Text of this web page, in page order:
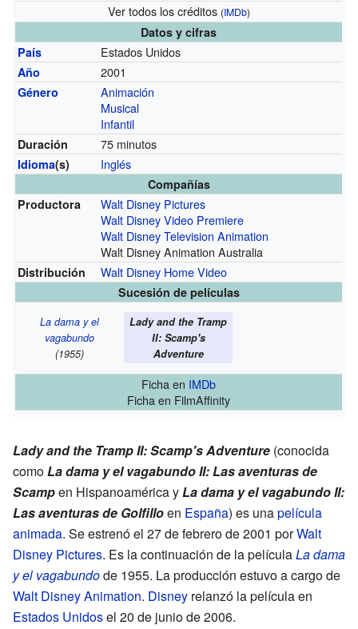
Ver todos los créditos (IMDb)
Datos y cifras
País
Estados Unidos
Año 2001
Género
Animación
Musical
Infantil
Duración 75 minutos
Idioma(s) Inglés
Compañías
Productora
Walt Disney Pictures
Walt Disney Video Premiere
Walt Disney Television Animation
Walt Disney Animation Australia
Distribución Walt Disney Home Video
Sucesión de películas
La dama y el
vagabundo
(1955)
Lady and the Tramp
II: Scamp's
Adventure
Ficha en IMDb
Ficha en FilmAffinity
Lady and the Tramp II: Scamp's Adventure (conocida
comoLa dama y el vagabundo II: Las aventuras de
Scampen Hispanoamérica yLa dama y el vagabundo II:
Las aventuras de Golfilloen España) es unapelícula
animada. Se estrenó el 27 de febrero de 2001 porWalt
Disney Pictures. Es la continuación de la películaLa dama
y el vagabundode 1955. La producción estuvo a cargo de
Walt Disney Animation. Disney relanzó la película en
Estados Unidosel 20 de junio de 2006.